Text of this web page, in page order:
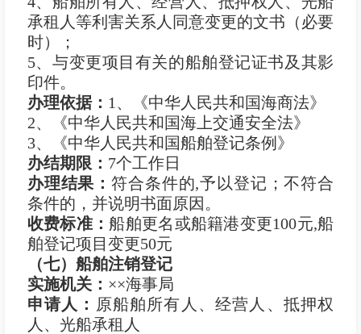
承租人等利害关系人同意变更的文书（必要
时）；
5、与变更项目有关的船舶登记证书及其影
印件。
办理依据： 1、《中华人民共和国海商法》
2、《中华人民共和国海上交通安全法》
3、《中华人民共和国船舶登记条例》
办结期限： 7个工作日
办理结果：符合条件的,予以登记；不符合
条件的，并说明书面原因。
收费标准： 船舶更名或船籍港变更100元,船
舶登记项目变更50元
（七）船舶注销登记
实施机关： ××海事局
申请人： 原船舶所有人、经营人、抵押权
人、光船承租人